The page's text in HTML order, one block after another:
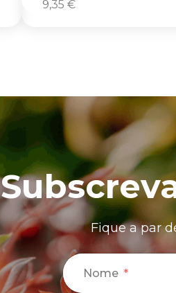
9,35 €
Fique a par
Nome